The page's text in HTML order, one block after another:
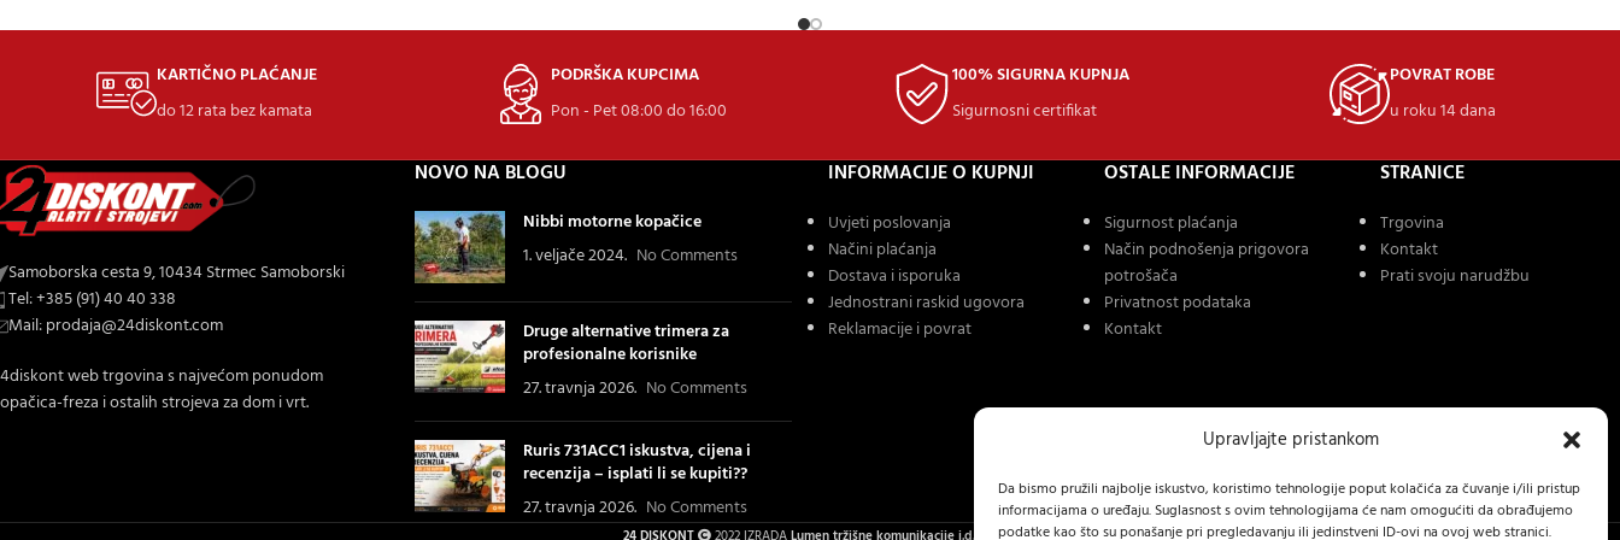
Upravljajte pristankom
Da bismo pružili najbolje iskustvo, koristimo tehnologije poput kolačića za čuvanje i/ili pristup
informacijama o uređaju. Suglasnost s ovim tehnologijama će nam omogućiti da obrađujemo
podatke kao što su ponašanje pri pregledavanju ili jedinstveni ID-ovi na ovoj web stranici.
KARTIČNO PLAĆANJE
do 12 rata bez kamata
PODRŠKA KUPCIMA
Pon - Pet 08:00 do 16:00
100% SIGURNA KUPNJA
Sigurnosni certifikat
POVRAT ROBE
u roku 14 dana
Samoborska cesta 9, 10434 Strmec Samoborski
Tel: +385 (91) 40 40 338
Mail: prodaja@24diskont.com
web trgovina s najvećom ponudom
freza i ostalih strojeva za dom i vrt.
NOVO NA BLOGU
Nibbi motorne kopačice
1. veljače 2024. No Comments
Druge alternative trimera za
profesionalne korisnike
27. travnja 2026. No Comments
Ruris 731ACC1 iskustva, cijena i
recenzija – isplati li se kupiti??
27. travnja 2026. No Comments
INFORMACIJE O KUPNJI
Uvjeti poslovanja
Načini plaćanja
Dostava i isporuka
Jednostrani raskid ugovora
Reklamacije i povrat
OSTALE INFORMACIJE
Sigurnost plaćanja
Način podnošenja prigovora
potrošača
Privatnost podataka
Kontakt
STRANICE
Trgovina
Kontakt
Prati svoju narudžbu